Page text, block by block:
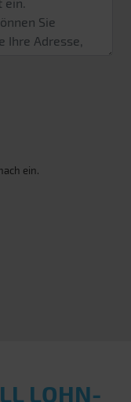
ein.
LOHN­